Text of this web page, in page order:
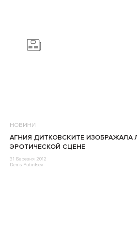
НОВИНИ
АГНИЯ ДИТКОВСКИТЕ ИЗОБРАЖАЛА
ЭРОТИЧЕСКОЙ СЦЕНЕ
31 Березня 2012
Denis Putintsev